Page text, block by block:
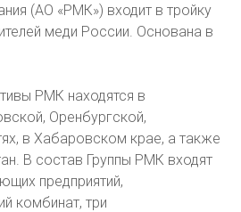
(АО «РМК») входит в тройку
меди России. Основана в
РМК находятся в
Оренбургской,
в Хабаровском крае, а также
В состав Группы РМК входят
предприятий,
комбинат, три